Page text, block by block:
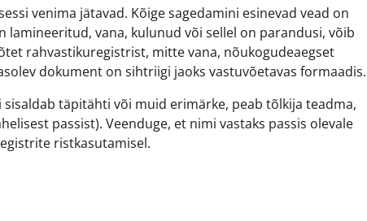
venima jätavad. Kõige sagedamini esinevad vead on
vana, kulunud või sellel on parandusi, võib
rahvastikuregistrist, mitte vana, nõukogudeaegset
dokument on sihtriigi jaoks vastuvõetavas formaadis.
täpitähti või muid erimärke, peab tõlkija teadma,
passist). Veenduge, et nimi vastaks passis olevale
ristkasutamisel.